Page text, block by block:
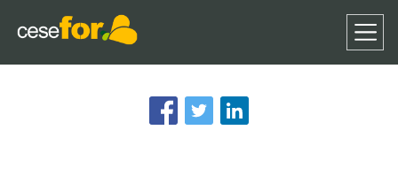
al
contenido